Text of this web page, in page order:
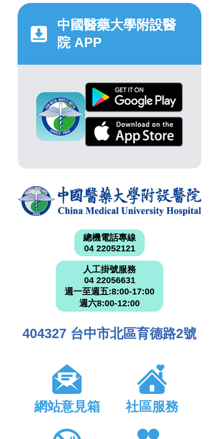
中國醫藥大學附設醫
院 APP
總機電話專線
04 22052121
人工掛號服務
04 22056631
週一至週五:8:00-17:00
週六8:00-12:00
404327 台中市北區育德路2號
網站意見箱 社區服務